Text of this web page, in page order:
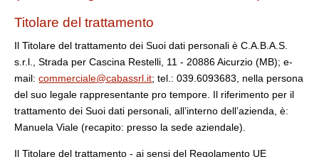
Titolare del trattamento
Il Titolare del trattamento dei Suoi dati personali è C.A.B.A.S.
s.r.l., Strada per Cascina Restelli, 11 - 20886 Aicurzio (MB); e-
mail:commerciale@cabassrl.it; tel.: 039.6093683, nella persona
del suo legale rappresentante pro tempore. Il riferimento per il
trattamento dei Suoi dati personali, all’interno dell’azienda, è:
Manuela Viale (recapito: presso la sede aziendale).
Il Titolare del trattamento - ai sensi del Regolamento UE